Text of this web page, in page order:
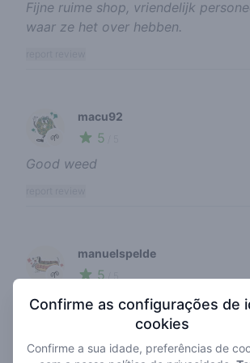
Fijne ruime shop, vriendelijk
waar ze het over hebben.
🌱
macu92
5
Good weed
🌱
manuelspelde
5/ 5
Goed personeel
Confirme as configurações de
cookies
Confirme a sua idade, preferências de